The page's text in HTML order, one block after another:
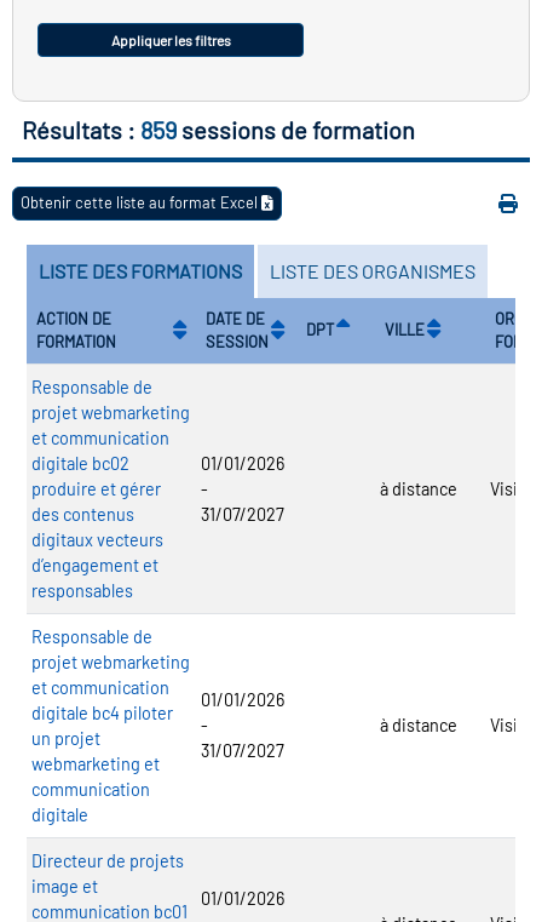
construction)Appliquer les filtres
Résultats : 859 sessions de formation
Obtenir cette liste au format Excel
LISTE DES FORMATIONS LISTE DES ORGANISMES
ACTION DE
FORMATION
DATE DE
SESSION
DPT VILLE
Responsable de
projet webmarketing
et communication
digitale bc02
produire et gérer
des contenus
digitaux vecteurs
d’engagement et
responsables
01/01/2026
-
31/07/2027
à distance
Responsable de
projet webmarketing
et communication
digitale bc4 piloter
un projet
webmarketing et
communication
digitale
01/01/2026
-
31/07/2027
à distance
Directeur de projets
image et
communication bc01
01/01/2026